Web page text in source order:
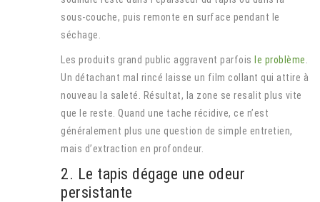
sous-couche, puis remonte en surface pendant le
séchage.
Les produits grand public aggravent parfois le problème
Un détachant mal rincé laisse un film collant qui attire à
nouveau la saleté. Résultat, la zone se resalit plus vite
que le reste. Quand une tache récidive, ce n’est
généralement plus une question de simple entretien,
mais d’extraction en profondeur.
2. Le tapis dégage une odeur
persistante